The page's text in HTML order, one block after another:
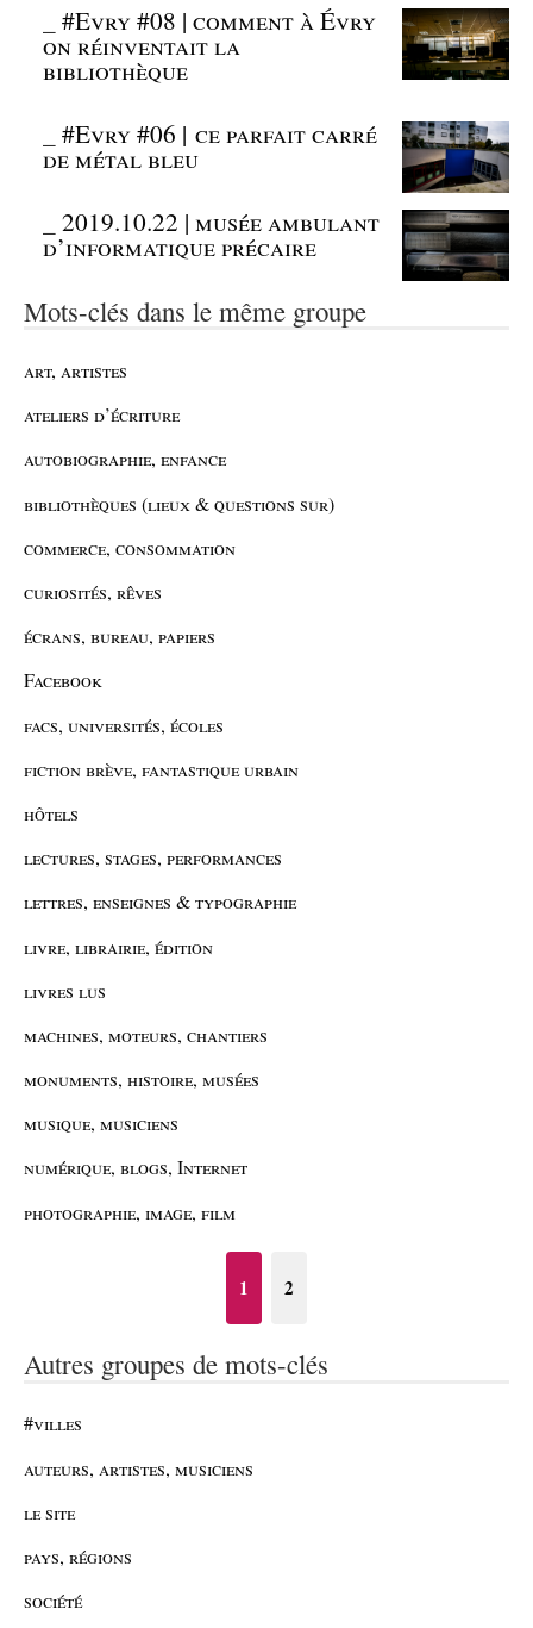
_#Evry #08 | comment à Évry
on réinventait la
bibliothèque
_#Evry #06 | ce parfait carré
de métal bleu
_2019.10.22 | musée ambulant
d’informatique précaire
Mots-clés dans le même groupe
art, artistes
ateliers d’écriture
autobiographie, enfance
bibliothèques (lieux & questions sur)
commerce, consommation
curiosités, rêves
écrans, bureau, papiers
Facebook
facs, universités, écoles
fiction brève, fantastique urbain
hôtels
lectures, stages, performances
lettres, enseignes & typographie
livre, librairie, édition
livres lus
machines, moteurs, chantiers
monuments, histoire, musées
musique, musiciens
numérique, blogs, Internet
photographie, image, film
1 2
Autres groupes de mots-clés
#villes
auteurs, artistes, musiciens
le site
pays, régions
société